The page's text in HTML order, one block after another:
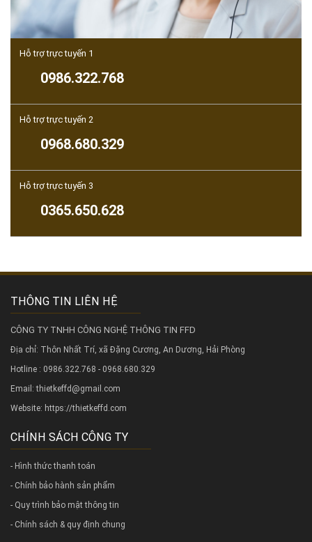
Hỗ trợ trực tuyến 1
0986.322.768
Hỗ trợ trực tuyến 2
0968.680.329
Hỗ trợ trực tuyến 3
0365.650.628
THÔNG TIN LIÊN HỆ
CÔNG TY TNHH CÔNG NGHỆ THÔNG TIN FFD
Địa chỉ: Thôn Nhất Trí, xã Đặng Cương, An Dương, Hải Phòng
Hotline : 0986.322.768 - 0968.680.329
Email: thietkeffd@gmail.com
Website: https://thietkeffd.com
CHÍNH SÁCH CÔNG TY
- Hình thức thanh toán
- Chính bảo hành sản phẩm
- Quy trình bảo mật thông tin
- Chính sách & quy định chung